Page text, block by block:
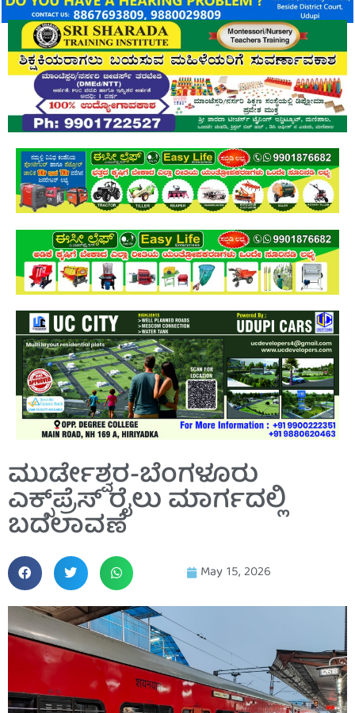
ಮುರ್ಡೇಶ್ವರ-ಬೆಂಗಳೂರು
ಎಕ್ಸ್‌ಪ್ರೆಸ್‌ ರೈಲು ಮಾರ್ಗದಲ್ಲಿ
ಬದಲಾವಣೆ
May 15, 2026